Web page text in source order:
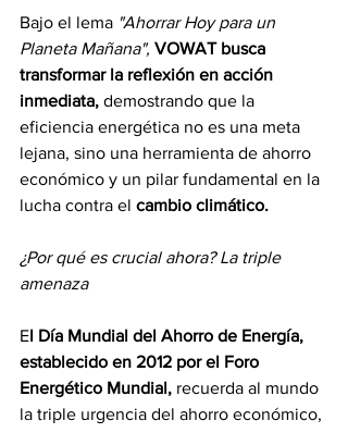
Bajo el lema "Ahorrar Hoy para un
Planeta Mañana", VOWAT busca
transformar la reflexión en acción
inmediata, demostrando que la
eficiencia energética no es una meta
lejana, sino una herramienta de ahorro
económico y un pilar fundamental en la
lucha contra el cambio climático.
¿Por qué es crucial ahora? La triple
amenaza
El Día Mundial del Ahorro de Energía,
establecido en 2012 por el Foro
Energético Mundial, recuerda al mundo
la triple urgencia del ahorro económico,